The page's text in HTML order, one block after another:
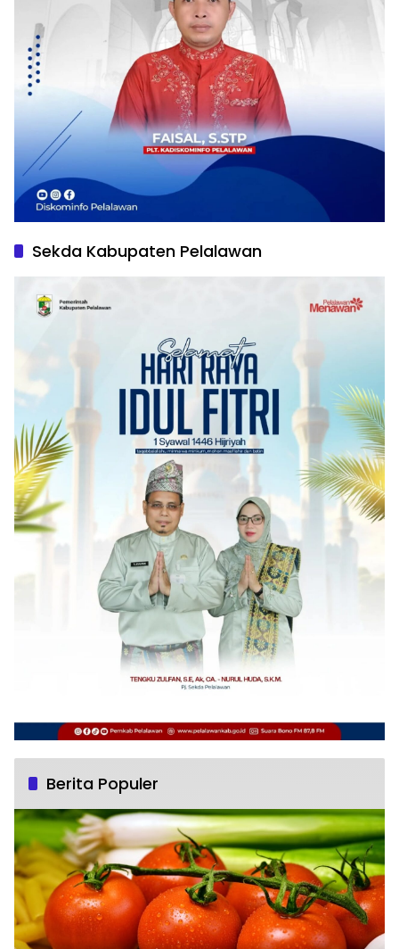
Sekda Kabupaten Pelalawan
Berita Populer